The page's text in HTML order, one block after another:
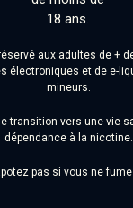
aux adultes de +
électroniques et de e-
mineurs.
transition vers une vie
dépendance à la nicotine.
pas si vous ne